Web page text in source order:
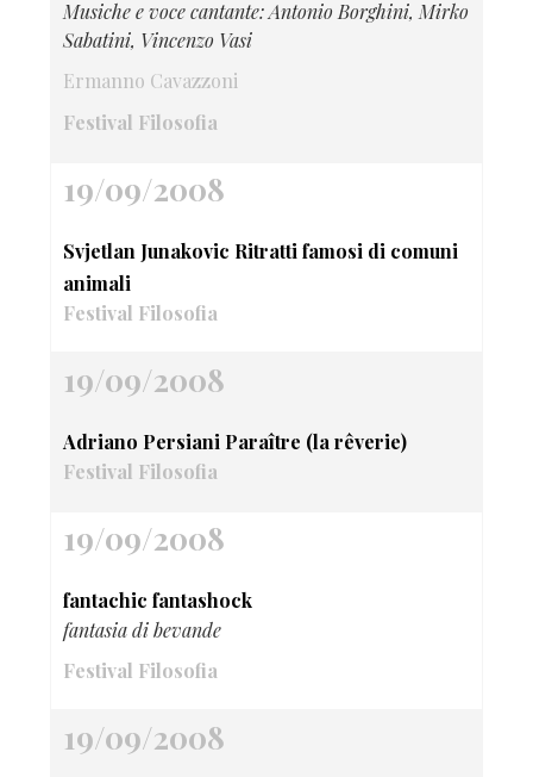
Musiche e voce cantante: Antonio Borghini, Mirko
Sabatini, Vincenzo Vasi
Ermanno Cavazzoni
Festival Filosofia
19/09/2008
Svjetlan Junakovic Ritratti famosi di comuni
animali
Festival Filosofia
19/09/2008
Adriano Persiani Paraître (la rêverie)
Festival Filosofia
19/09/2008
fantachic fantashock
fantasia di bevande
Festival Filosofia
19/09/2008